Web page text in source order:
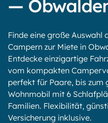
—
Finde eine große Auswahl
Campern zur Miete in
Entdecke einzigartige
vom kompakten
perfekt für Paare, bis zum
Wohnmobil mit 6
Familien. Flexibilität,
Versicherung inklusive.